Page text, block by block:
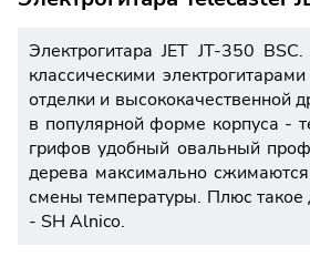
Электрогитара JET JT-350
классическими
отделки и высококачественной
в популярной форме корпуса -
грифов удобный овальный
дерева максимально
смены температуры. Плюс такое
- SH Alnico.